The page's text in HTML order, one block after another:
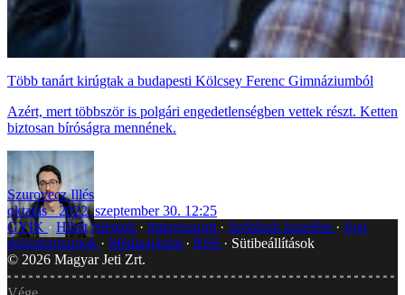
Több tanárt kirúgtak a budapesti Kölcsey Ferenc Gimnáziumból
Azért, mert többször is polgári engedetlenségben vettek részt. Ketten
biztosan bíróságra mennének.
Szurovecz Illés
oktatás
2022. szeptember 30. 12:25
GYIK
Hibát jelentek Impresszum Javítások kezelése
Jogi
dokumentumok
Médiaajánlat RSS
Sütibeállítások
© 2026 Magyar Jeti Zrt.